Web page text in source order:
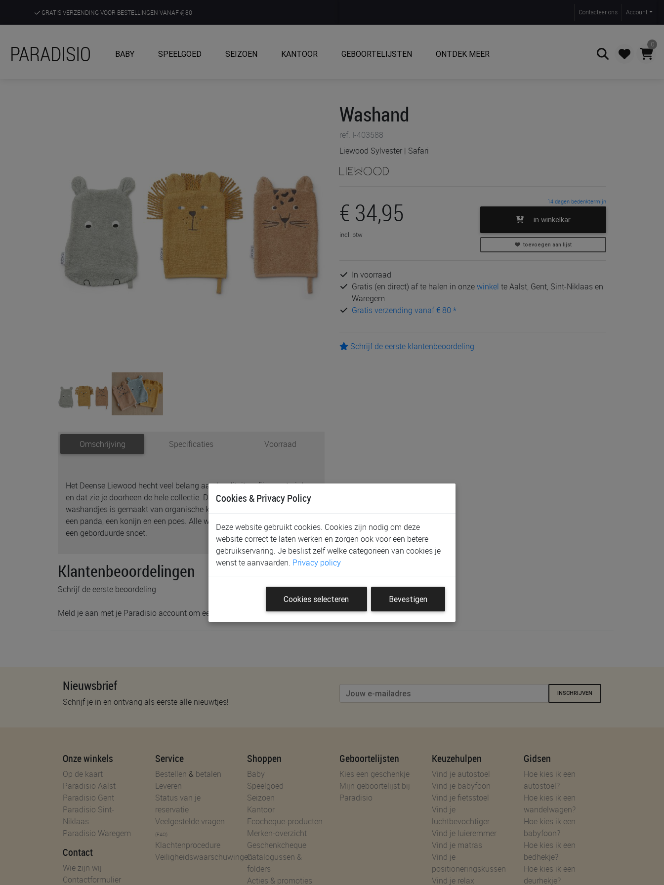
GRATIS VERZENDING VOOR BESTELLINGEN VANAF 80
ONTDEK, BELEEF EN KRIJG ADVIES IN ONZE WINKELS
Contacteer ons Account
PARADISIO BABY SPEELGOED SEIZOEN KANTOOR GEBOORTELIJSTEN ONTDEK MEER
0
Omschrijving Specificaties Voorraad
Het Deense Liewood hecht veel belang aan kwaliteit en fijne materialen,
en dat zie je doorheen de hele collectie. Deze mooie set van drie
washandjes is gemaakt van organische katoenen badstof en bestaat uit
een panda, een konijn en een poes. Alle washandjes hebben oortjes en
een geborduurde snoet.
Washand
ref. I-403588
Liewood Sylvester | Safari
€ 34,95
incl. btw
14 dagen bedenktermijn
in winkelkar
toevoegen aan lijst
In voorraad
Gratis (en direct) af te halen in onzewinkel te Aalst, Gent, Sint-Niklaas en
Waregem
Gratis verzending vanaf € 80 *
Schrijf de eerste klantenbeoordeling
Klantenbeoordelingen
Schrijf de eerste beoordeling
Meld je aan met je Paradisio account om een beoordeling te plaatsen.
Nieuwsbrief
Schrijf je in en ontvang als eerste alle nieuwtjes!
INSCHRIJVEN
Onze winkels
Op de kaart
Paradisio Aalst
Paradisio Gent
Paradisio Sint-
Niklaas
Paradisio Waregem
Contact
Wie zijn wij
Contactformulier
Service
Bestellen & betalen
Leveren
Status van je
reservatie
Veelgestelde vragen
(FAQ)
Klachtenprocedure
Veiligheidswaarschuwingen
Shoppen
Baby
Speelgoed
Seizoen
Kantoor
Ecocheque-producten
Merken-overzicht
Geschenkcheque
Catalogussen &
folders
Acties & promoties
Geboortelijsten
Kies een geschenkje
Mijn geboortelijst bij
Paradisio
Keuzehulpen
Vind je autostoel
Vind je babyfoon
Vind je fietsstoel
Vind je
luchtbevochtiger
Vind je luieremmer
Vind je matras
Vind je
positioneringskussen
Vind je relax
Gidsen
Hoe kies ik een
autostoel?
Hoe kies ik een
wandelwagen?
Hoe kies ik een
babyfoon?
Hoe kies ik een
bedhekje?
Hoe kies ik een
deurhekje?
Cookies & Privacy Policy
Deze website gebruikt cookies. Cookies zijn nodig om deze
website correct te laten werken en zorgen ook voor een betere
gebruikservaring. Je beslist zelf welke categorieën van cookies je
wenst te aanvaarden. Privacy policy
Cookies selecteren Bevestigen